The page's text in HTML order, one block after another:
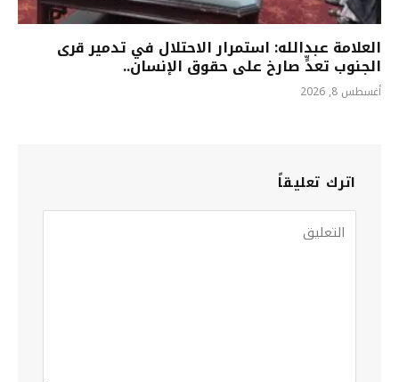
العلامة عبدالله: استمرار الاحتلال في تدمير قرى
الجنوب تعدٍّ صارخ على حقوق الإنسان..
أغسطس 8, 2026
اترك تعليقاً